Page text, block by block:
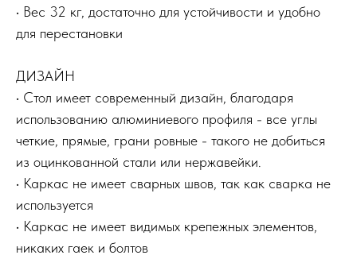
• Вес 32 кг, достаточно для устойчивости и удобно
для перестановки
ДИЗАЙН
• Стол имеет современный дизайн, благодаря
использованию алюминиевого профиля - все углы
четкие, прямые, грани ровные - такого не добиться
из оцинкованной стали или нержавейки.
• Каркас не имеет сварных швов, так как сварка не
используется
• Каркас не имеет видимых крепежных элементов,
никаких гаек и болтов